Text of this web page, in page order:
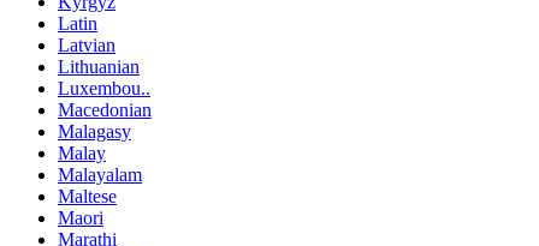
Latin
Latvian
Lithuanian
Luxembou..
Macedonian
Malagasy
Malay
Malayalam
Maltese
Maori
Marathi